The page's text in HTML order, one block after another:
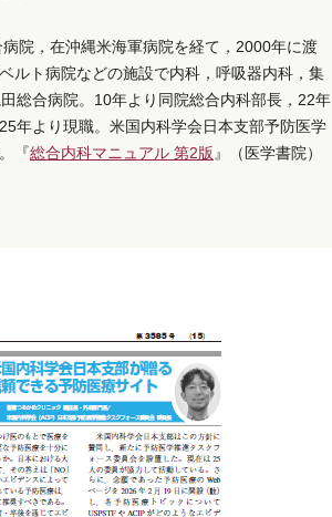
院，在沖縄米海軍病院を経て，2000年に渡
ルト病院などの施設で内科，呼吸器内科，集
総合病院。10年より同院総合内科部長，22年
年より現職。米国内科学会日本支部予防医学
『総合内科マニュアル 第2版 』（医学書院）